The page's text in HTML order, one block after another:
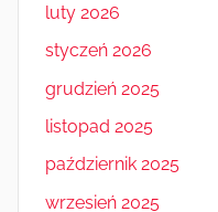
luty 2026
styczeń 2026
grudzień 2025
listopad 2025
październik 2025
wrzesień 2025